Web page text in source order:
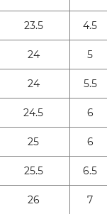
23.5
4.5
24
5
24
5.5
24.5
6
25
6
25.5
6.5
26
7